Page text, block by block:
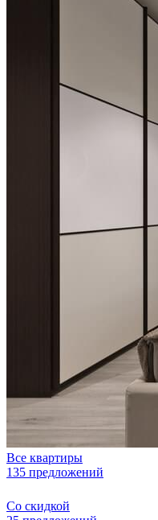
Все квартиры
135 предложений
Со скидкой